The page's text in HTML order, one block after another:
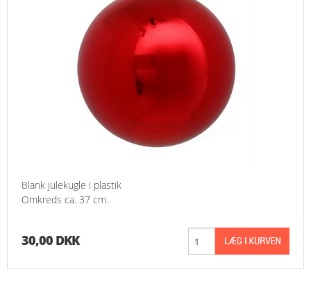
Blank julekugle i plastik
Omkreds ca. 37 cm.
30,00 DKK